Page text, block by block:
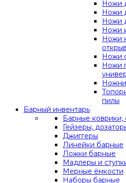
Ножи
Ножи
Ножи
Ножи
Ножи
Ножи
Ножи
пилы
Барный инвентарь
Барные коврики,
Гейзеры,
Джиггеры
Линейки барные
Ложки барные
Мадлеры и
Мерные ёмкости
Наборы барные